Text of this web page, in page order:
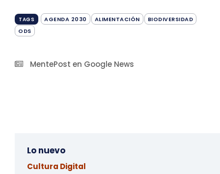
TAGS AGENDA 2030 ALIMENTACIÓN
BIODIVERSIDAD
ODS
MentePost en Google News
Lo nuevo
Cultura Digital